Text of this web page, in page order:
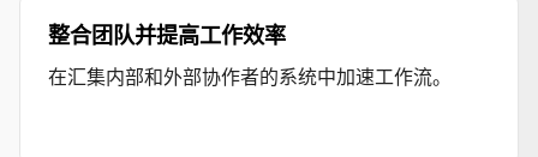
整合团队并提高工作效率
在汇集内部和外部协作者的系统中加速工作流。